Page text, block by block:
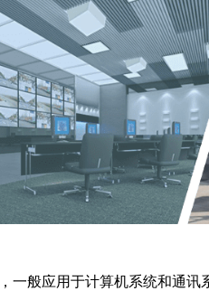
一般应用于计算机系统和通